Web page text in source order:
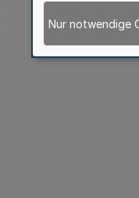
Nur notwendige